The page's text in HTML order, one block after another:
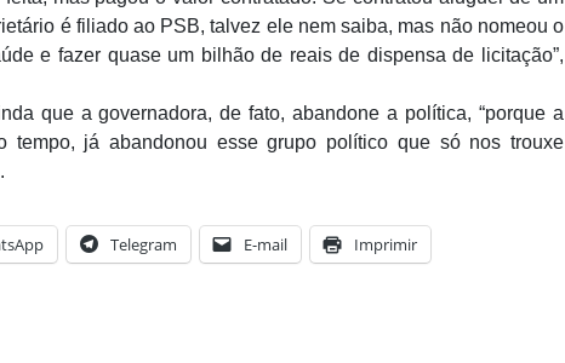
é filiado ao PSB, talvez ele nem saiba, mas não nomeou o
e fazer quase um bilhão de reais de dispensa de licitação”,
que a governadora, de fato, abandone a política, “porque a
tempo, já abandonou esse grupo político que só nos trouxe
Telegram E-mail Imprimir